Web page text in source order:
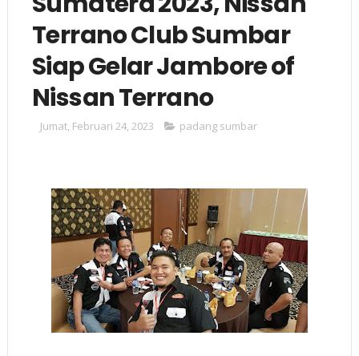
Terrano Club Sumbar
Siap Gelar Jambore of
Nissan Terrano
Jumat, Februari 24, 2023 padang sumbar